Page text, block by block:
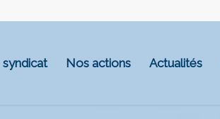
syndicat Nos actions Actualités